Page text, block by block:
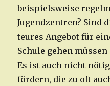
beispielsweise
Jugendzentren? Sind
teures Angebot für
Schule gehen müssen
Es ist auch nicht
fördern, die zu oft